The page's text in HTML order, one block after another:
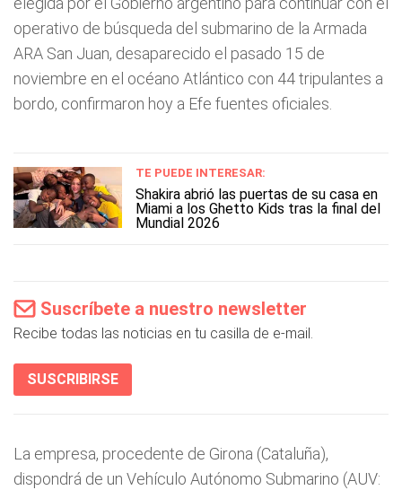
operativo de búsqueda del submarino de la Armada
ARA San Juan, desaparecido el pasado 15 de
noviembre en el océano Atlántico con 44 tripulantes a
bordo, confirmaron hoy a Efe fuentes oficiales.
TE PUEDE INTERESAR:
Shakira abrió las puertas de su casa en
Miami a los Ghetto Kids tras la final del
Mundial 2026
Suscríbete a nuestro newsletter
Recibe todas las noticias en tu casilla de e-mail.
SUSCRIBIRSE
La empresa, procedente de Girona (Cataluña),
dispondrá de un Vehículo Autónomo Submarino (AUV: